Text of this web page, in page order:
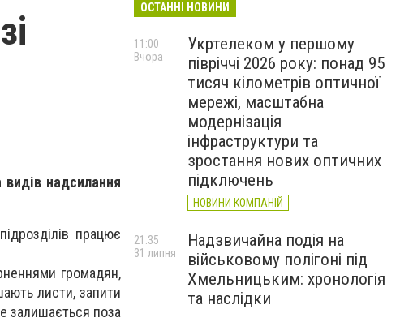
надсилання
працює
громадян,
листи, запити
залишається поза
ОСТАННІ НОВИНИ
Укртелеком у першому
півріччі 2026 року: понад 95
тисяч кілометрів оптичної
мережі, масштабна
модернізація
інфраструктури та
зростання нових оптичних
підключень
НОВИНИ КОМПАНІЙ
11:00
Вчора
Надзвичайна подія на
військовому полігоні під
Хмельницьким: хронологія
та наслідки
21:35
31 липня